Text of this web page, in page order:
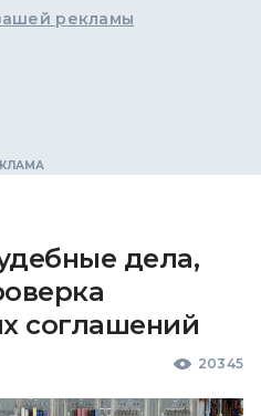
рекламы
дела,
соглашений
20345